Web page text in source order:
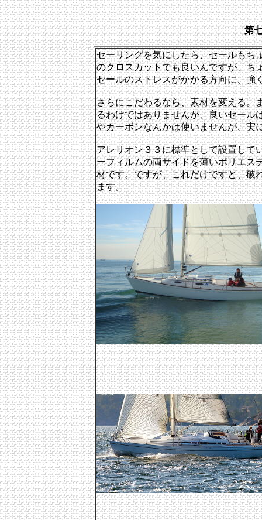
第
セーリングを気にしたら、セールもち
のクロスカットでも良いんですが、ち
セールのストレスがかかる方向に、強
さらにこだわるなら、素材を変える。
るわけではありませんが、良いセール
やカーボンなんかは使いませんが、実
アレリオン３３に標準として設置して
ーフィルムの両サイドを薄いポリエス
材です。ですが、これだけですと、破
ます。